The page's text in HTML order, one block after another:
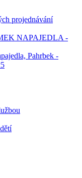
projednávání
NAPAJEDLA -
Pahrbek -